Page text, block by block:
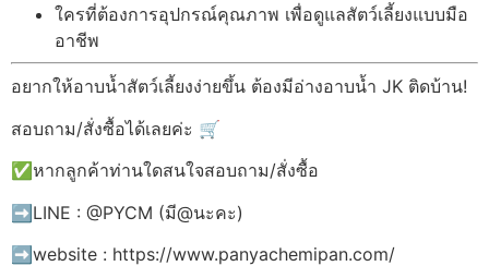
ใครที่ต้องการอุปกรณ์คุณภาพ เพื่อดูแลสัตว์เลี้ยงแบบมือ
อาชีพ
อยากให้อาบน้ำสัตว์เลี้ยงง่ายขึ้น ต้องมีอ่างอาบน้ำ JK ติดบ้าน!
สอบถาม/สั่งซื้อได้เลยค่ะ 🛒
✅หากลูกค้าท่านใดสนใจสอบถาม/สั่งซื้อ
➡️LINE : @PYCM (มี@นะคะ)
➡️website : https://www.panyachemipan.com/